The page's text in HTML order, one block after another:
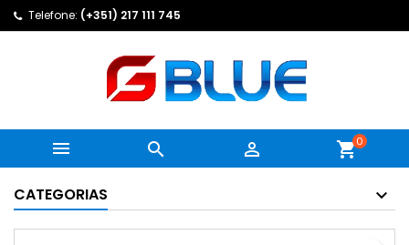
Telefone: (+351) 217 111 745
   shopping_cart0
CATEGORIAS